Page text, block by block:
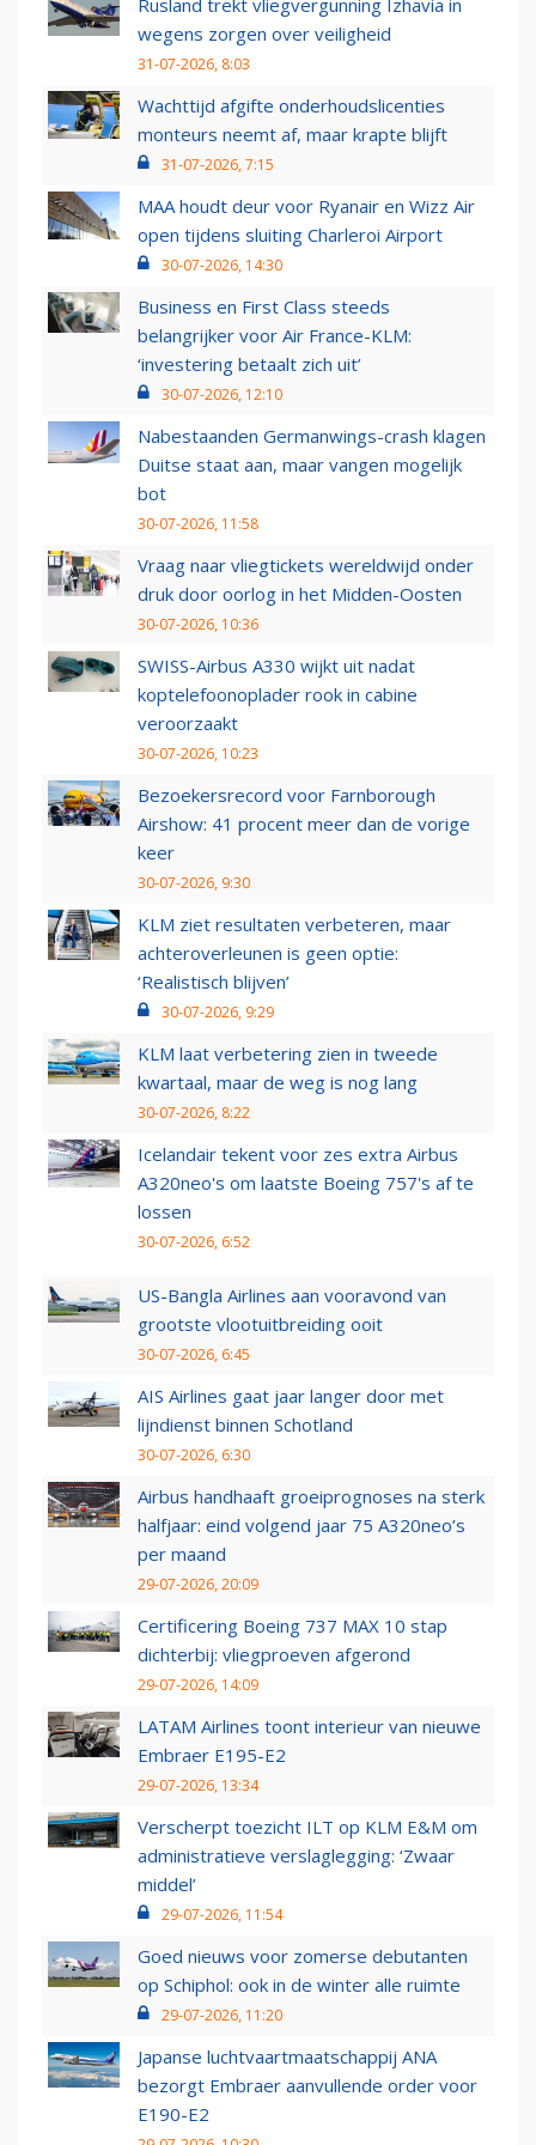
Rusland trekt vliegvergunning Izhavia in
wegens zorgen over veiligheid
31-07-2026, 8:03
Wachttijd afgifte onderhoudslicenties
monteurs neemt af, maar krapte blijft
31-07-2026, 7:15
MAA houdt deur voor Ryanair en Wizz Air
open tijdens sluiting Charleroi Airport
30-07-2026, 14:30
Business en First Class steeds
belangrijker voor Air France-KLM:
‘investering betaalt zich uit’
30-07-2026, 12:10
Nabestaanden Germanwings-crash klagen
Duitse staat aan, maar vangen mogelijk
bot
30-07-2026, 11:58
Vraag naar vliegtickets wereldwijd onder
druk door oorlog in het Midden-Oosten
30-07-2026, 10:36
SWISS-Airbus A330 wijkt uit nadat
koptelefoonoplader rook in cabine
veroorzaakt
30-07-2026, 10:23
Bezoekersrecord voor Farnborough
Airshow: 41 procent meer dan de vorige
keer
30-07-2026, 9:30
KLM ziet resultaten verbeteren, maar
achteroverleunen is geen optie:
‘Realistisch blijven’
30-07-2026, 9:29
KLM laat verbetering zien in tweede
kwartaal, maar de weg is nog lang
30-07-2026, 8:22
Icelandair tekent voor zes extra Airbus
A320neo's om laatste Boeing 757's af te
lossen
30-07-2026, 6:52
US-Bangla Airlines aan vooravond van
grootste vlootuitbreiding ooit
30-07-2026, 6:45
AIS Airlines gaat jaar langer door met
lijndienst binnen Schotland
30-07-2026, 6:30
Airbus handhaaft groeiprognoses na sterk
halfjaar: eind volgend jaar 75 A320neo’s
per maand
29-07-2026, 20:09
Certificering Boeing 737 MAX 10 stap
dichterbij: vliegproeven afgerond
29-07-2026, 14:09
LATAM Airlines toont interieur van nieuwe
Embraer E195-E2
29-07-2026, 13:34
Verscherpt toezicht ILT op KLM E&M om
administratieve verslaglegging: ‘Zwaar
middel’
29-07-2026, 11:54
Goed nieuws voor zomerse debutanten
op Schiphol: ook in de winter alle ruimte
29-07-2026, 11:20
Japanse luchtvaartmaatschappij ANA
bezorgt Embraer aanvullende order voor
E190-E2